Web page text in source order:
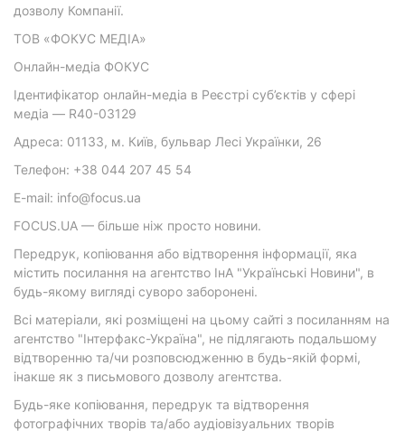
дозволу Компанії.
ТОВ «ФОКУС МЕДІА»
Онлайн-медіа ФОКУС
Ідентифікатор онлайн-медіа в Реєстрі суб’єктів у сфері
медіа — R40-03129
Адреса: 01133, м. Київ, бульвар Лесі Українки, 26
Телефон: +38 044 207 45 54
E-mail: info@focus.ua
FOCUS.UA — більше ніж просто новини.
Передрук, копіювання або відтворення інформації, яка
містить посилання на агентство ІнА "Українські Новини", в
будь-якому вигляді суворо заборонені.
Всі матеріали, які розміщені на цьому сайті з посиланням на
агентство "Інтерфакс-Україна", не підлягають подальшому
відтворенню та/чи розповсюдженню в будь-якій формі,
інакше як з письмового дозволу агентства.
Будь-яке копіювання, передрук та відтворення
фотографічних творів та/або аудіовізуальних творів